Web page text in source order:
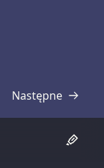
Następne
Transkrypcja